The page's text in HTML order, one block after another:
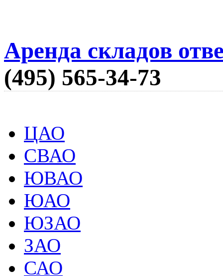
Аренда складов
(495) 565-34-73
ЦАО
СВАО
ЮВАО
ЮАО
ЮЗАО
ЗАО
САО